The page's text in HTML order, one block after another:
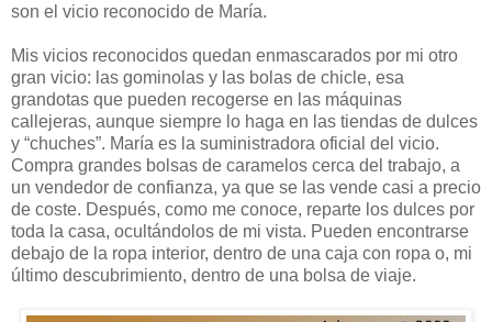
son el vicio reconocido de María.
Mis vicios reconocidos quedan enmascarados por mi otro
gran vicio: las gominolas y las bolas de chicle, esa
grandotas que pueden recogerse en las máquinas
callejeras, aunque siempre lo haga en las tiendas de dulces
y “chuches”. María es la suministradora oficial del vicio.
Compra grandes bolsas de caramelos cerca del trabajo, a
un vendedor de confianza, ya que se las vende casi a precio
de coste. Después, como me conoce, reparte los dulces por
toda la casa, ocultándolos de mi vista. Pueden encontrarse
debajo de la ropa interior, dentro de una caja con ropa o, mi
último descubrimiento, dentro de una bolsa de viaje.